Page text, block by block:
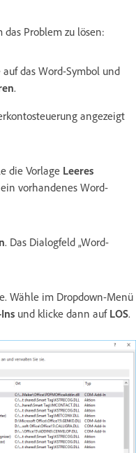
Problem zu lösen:
das Word-Symbol und
.
angezeigt
die Vorlage Leeres
vorhandenes Word-
. Das Dialogfeld „Word-
Wähle im Dropdown-Menü
und klicke dann auf LOS.